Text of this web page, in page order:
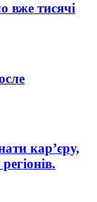
вже тисячі
кар’єру,